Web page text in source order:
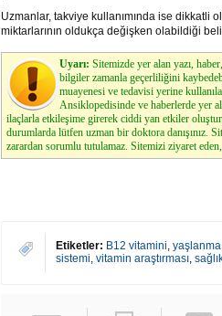
Uzmanlar, takviye kullanımında ise dikkatli
miktarlarının oldukça değişken olabildiği
Uyarı: Sitemizde yer alan yazı,
bilgiler zamanla geçerliliğini
muayenesi ve tedavisi yerine
Ansiklopedisinde ve haberlerde yer
ilaçlarla etkileşime girerek ciddi yan etkiler
durumlarda lütfen uzman bir doktora danışınız.
zarardan sorumlu tutulamaz. Sitemizi ziyaret
Etiketler: B12 vitamini, yaşlanma
sistemi, vitamin araştırması,